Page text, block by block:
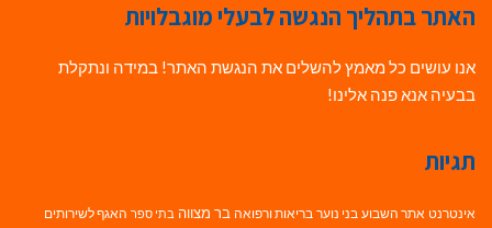
האתר בתהליך הנגשה לבעלי מוגבלויות
אנו עושים כל מאמץ להשלים את הנגשת האתר! במידה ונתקלת
בבעיה אנא פנה אלינו!
תגיות
אינטרנט אתר השבוע בני נוער בריאות ורפואה בר מצווה בתי ספר האגף לשירותים